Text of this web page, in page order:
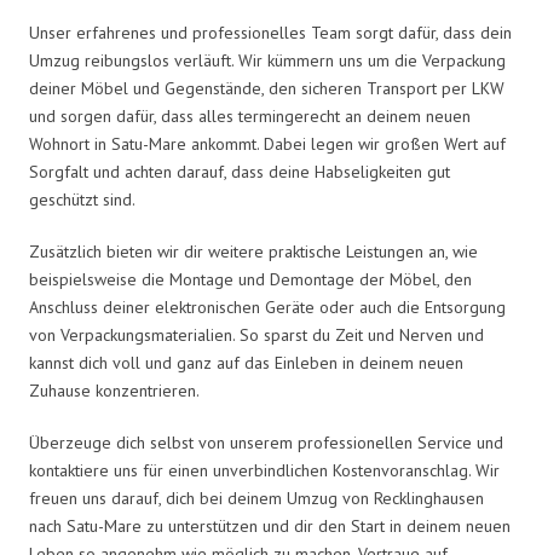
Unser erfahrenes und professionelles Team sorgt dafür, dass dein
Umzug reibungslos verläuft. Wir kümmern uns um die Verpackung
deiner Möbel und Gegenstände, den sicheren Transport per LKW
und sorgen dafür, dass alles termingerecht an deinem neuen
Wohnort in Satu-Mare ankommt. Dabei legen wir großen Wert auf
Sorgfalt und achten darauf, dass deine Habseligkeiten gut
geschützt sind.
Zusätzlich bieten wir dir weitere praktische Leistungen an, wie
beispielsweise die Montage und Demontage der Möbel, den
Anschluss deiner elektronischen Geräte oder auch die Entsorgung
von Verpackungsmaterialien. So sparst du Zeit und Nerven und
kannst dich voll und ganz auf das Einleben in deinem neuen
Zuhause konzentrieren.
Überzeuge dich selbst von unserem professionellen Service und
kontaktiere uns für einen unverbindlichen Kostenvoranschlag. Wir
freuen uns darauf, dich bei deinem Umzug von Recklinghausen
nach Satu-Mare zu unterstützen und dir den Start in deinem neuen